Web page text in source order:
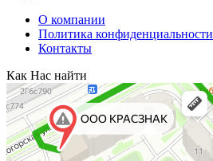
О компании
Политика конфиденциальности
Контакты
Как Нас найти